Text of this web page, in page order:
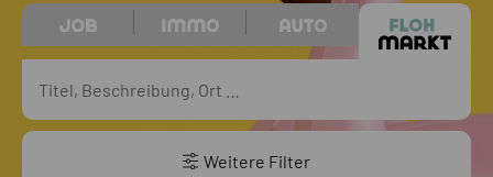
Weitere Filter